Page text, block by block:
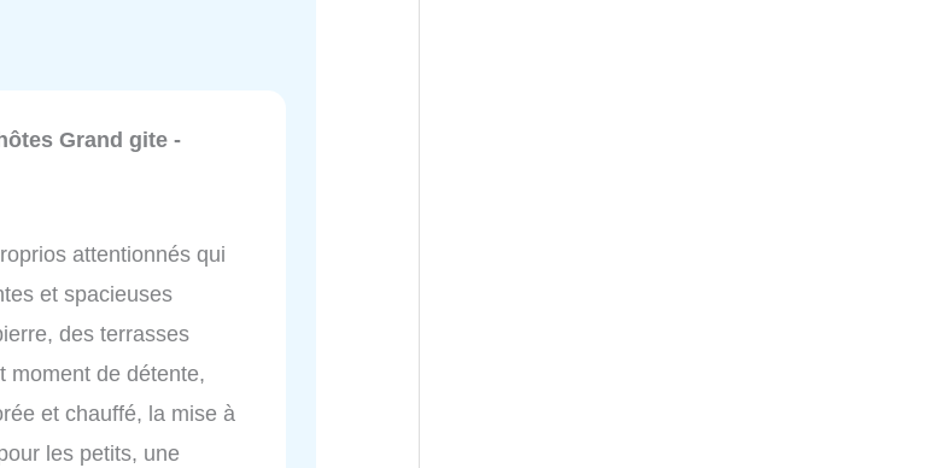
Grand gite -
attentionnés qui
et spacieuses
des terrasses
moment de détente,
et chauffé, la mise à
les petits, une